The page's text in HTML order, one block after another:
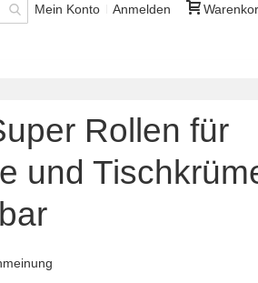
Mein Konto Anmelden
Rollen für
und